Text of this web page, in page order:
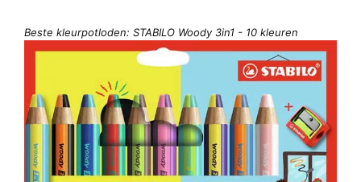
Beste kleurpotloden: STABILO Woody 3in1 - 10 kleuren